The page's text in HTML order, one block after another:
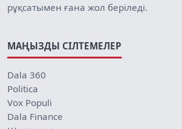
рұқсатымен ғана жол беріледі.
МАҢЫЗДЫ СІЛТЕМЕЛЕР
Dala 360
Politica
Vox Populi
Dala Finance